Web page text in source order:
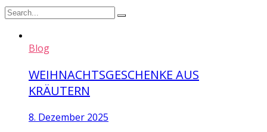
Blog
WEIHNACHTSGESCHENKE AUS
KRÄUTERN
8. Dezember 2025